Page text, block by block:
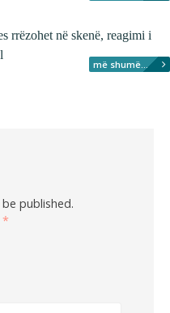
rrëzohet në skenë, reagimi i
më shumë...
published.
*